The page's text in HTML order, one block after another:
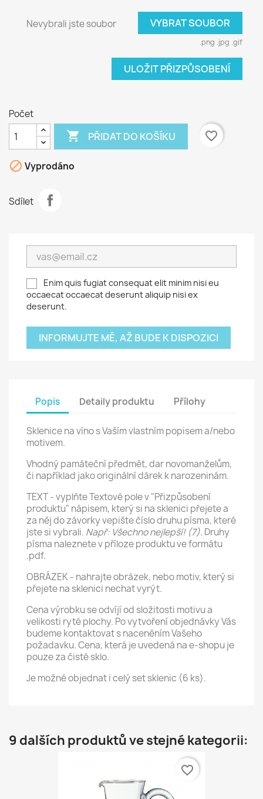
Nevybrali jste soubor VYBRAT SOUBOR
.png .jpg .gif
ULOŽIT PŘIZPŮSOBENÍ
Počet
 PŘIDAT DO KOŠÍKU favorite_border
 Vyprodáno
Sdílet
Enim quis fugiat consequat elit minim nisi eu
occaecat occaecat deserunt aliquip nisi ex
deserunt.
INFORMUJTE MĚ, AŽ BUDE K DISPOZICI
Popis Detaily produktu Přílohy
Sklenice na víno s Vaším vlastním popisem a/nebo
motivem.
Vhodný památeční předmět, dar novomanželům,
či například jako originální dárek k narozeninám.
TEXT - vyplňte Textové pole v "Přizpůsobení
produktu" nápisem, který si na sklenici přejete a
za něj do závorky vepište číslo druhu písma, které
jste si vybrali. Např: Všechno nejlepší! (7). Druhy
písma naleznete v příloze produktu ve formátu
.pdf.
OBRÁZEK - nahrajte obrázek, nebo motiv, který si
přejete na sklenici nechat vyrýt.
Cena výrobku se odvíjí od složitosti motivu a
velikosti ryté plochy. Po vytvoření objednávky Vás
budeme kontaktovat s naceněním Vašeho
požadavku. Cena, která je uvedená na e-shopu je
pouze za čisté sklo.
Je možné objednat i celý set sklenic (6 ks).
9 dalších produktů ve stejné kategorii:
favorite_border